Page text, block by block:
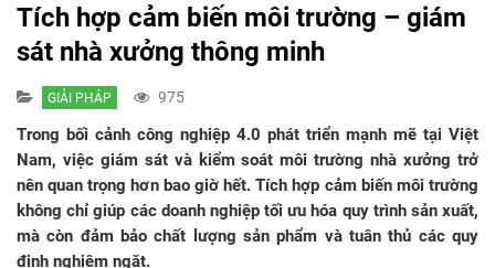
Tích hợp cảm biến môi trường – giám
sát nhà xưởng thông minh
GIẢI PHÁP 975
Trong bối cảnh công nghiệp 4.0 phát triển mạnh mẽ tại Việt
Nam, việc giám sát và kiểm soát môi trường nhà xưởng trở
nên quan trọng hơn bao giờ hết. Tích hợp cảm biến môi trường
không chỉ giúp các doanh nghiệp tối ưu hóa quy trình sản xuất,
mà còn đảm bảo chất lượng sản phẩm và tuân thủ các quy
định nghiêm ngặt.